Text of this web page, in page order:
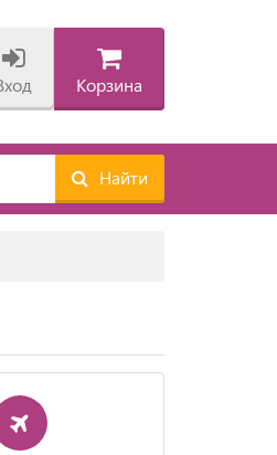
Корзина
Найти